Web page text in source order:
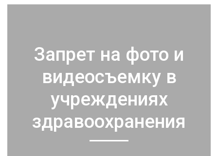
Запрет на фото и
видеосъемку в
учреждениях
здравоохранения